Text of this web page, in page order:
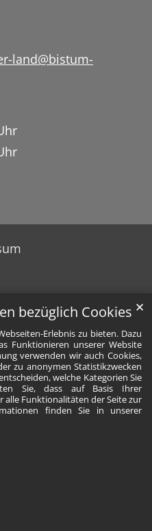
bezüglich Cookies
Erlebnis zu bieten. Dazu
Funktionieren unserer Website
verwenden wir auch Cookies,
zu anonymen Statistikzwecken
welche Kategorien Sie
Sie, dass auf Basis Ihrer
alle Funktionalitäten der Seite zur
finden Sie in unserer
✕
land@bistum-